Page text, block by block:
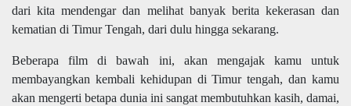
dari kita mendengar dan melihat banyak berita kekerasan dan
kematian di Timur Tengah, dari dulu hingga sekarang.
Beberapa film di bawah ini, akan mengajak kamu untuk
membayangkan kembali kehidupan di Timur tengah, dan kamu
akan mengerti betapa dunia ini sangat membutuhkan kasih, damai,